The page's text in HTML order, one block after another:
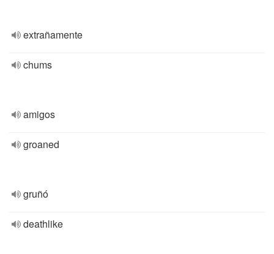
extrañamente
chums
amigos
groaned
gruñó
deathlike